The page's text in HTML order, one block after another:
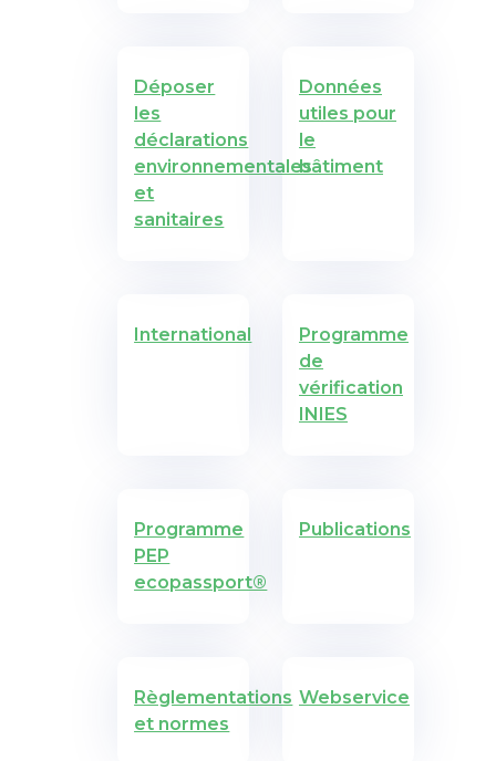
Déposer
les
déclarations
environnementales
et
sanitaires
Données
utiles pour
le
bâtiment
International
Programme
de
vérification
INIES
Programme
PEP
ecopassport®
Publications
Règlementations
et normes
Webservice